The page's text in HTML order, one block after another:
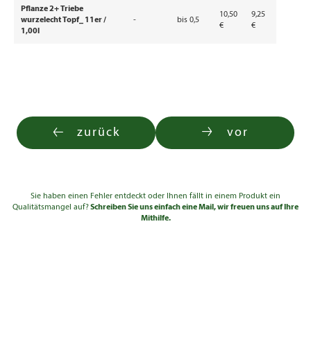
Pflanze 2+ Triebe
wurzelecht Topf_ 11er /
1,00l
- bis 0,5
10,50
€
9,25
€
zurück vor
Sie haben einen Fehler entdeckt oder Ihnen fällt in einem Produkt ein
Qualitätsmangel auf?Schreiben Sie uns einfach eine Mail, wir freuen uns auf Ihre
Mithilfe.